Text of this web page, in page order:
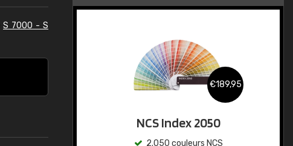
S 7000 - S
€189,95
NCS Index 2050
2.050 couleurs NCS